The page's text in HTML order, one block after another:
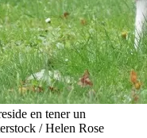
en tener un
/ Helen Rose